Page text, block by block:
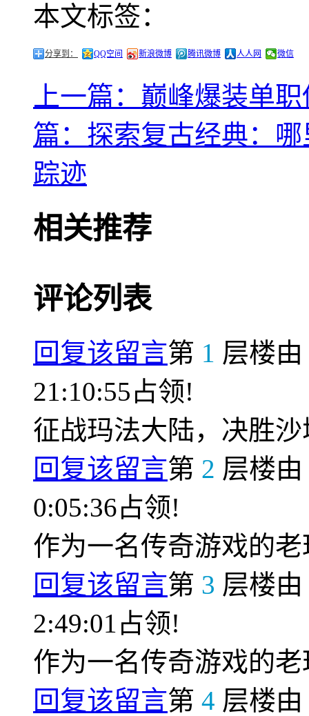
本文标签：
分享到： QQ空间 新浪微博 腾讯微博 人人网 微信
上一篇：巅峰爆装单
篇：探索复古经典：
踪迹
相关推荐
评论列表
回复该留言第 1 层楼由
21:10:55占领!
征战玛法大陆，决胜
回复该留言第 2 层楼由
0:05:36占领!
作为一名传奇游戏的
回复该留言第 3 层楼由
2:49:01占领!
作为一名传奇游戏的
回复该留言第 4 层楼由